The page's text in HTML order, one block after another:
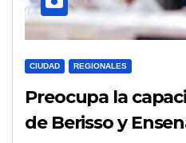
CIUDAD REGIONALES
Preocupa la
de Berisso y